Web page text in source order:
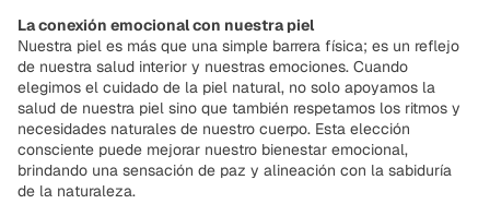
La conexión emocional con nuestra piel
Nuestra piel es más que una simple barrera física; es un reflejo
de nuestra salud interior y nuestras emociones. Cuando
elegimos el cuidado de la piel natural, no solo apoyamos la
salud de nuestra piel sino que también respetamos los ritmos y
necesidades naturales de nuestro cuerpo. Esta elección
consciente puede mejorar nuestro bienestar emocional,
brindando una sensación de paz y alineación con la sabiduría
de la naturaleza.